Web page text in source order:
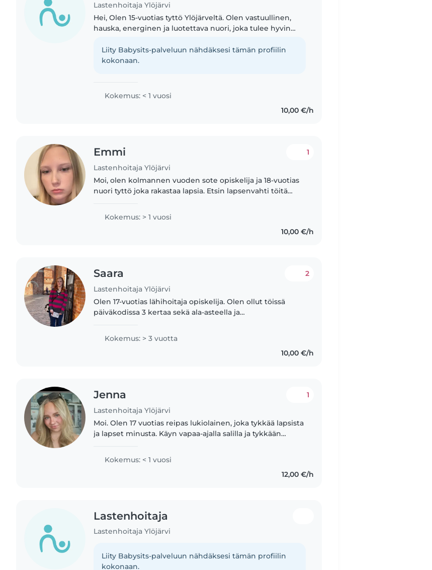
Lastenhoitaja Ylöjärvi
Hei, Olen 15-vuotias tyttö Ylöjärveltä. Olen vastuullinen,
hauska, energinen ja luotettava nuori, joka tulee hyvin
aina lasten..
Liity Babysits-palveluun nähdäksesi tämän profiilin
kokonaan.
Kokemus: < 1 vuosi
10,00 €/h
Emmi
Lastenhoitaja Ylöjärvi
1
Moi, olen kolmannen vuoden sote opiskelija ja 18-vuotias
nuori tyttö joka rakastaa lapsia. Etsin lapsenvahti töitä
näyttää..
Kokemus: > 1 vuosi
10,00 €/h
Saara
Lastenhoitaja Ylöjärvi
2
Olen 17-vuotias lähihoitaja opiskelija. Olen ollut töissä
päiväkodissa 3 kertaa sekä ala-asteella ja
ollut osa unelmiani ja rakastan..
Kokemus: > 3 vuotta
10,00 €/h
Jenna
Lastenhoitaja Ylöjärvi
1
Moi. Olen 17 vuotias reipas lukiolainen, joka tykkää lapsista
ja lapset minusta. Käyn vapaa-ajalla salilla ja tykkään
Kokemus: < 1 vuosi
12,00 €/h
Lastenhoitaja
Lastenhoitaja Ylöjärvi
Liity Babysits-palveluun nähdäksesi tämän profiilin
kokonaan.